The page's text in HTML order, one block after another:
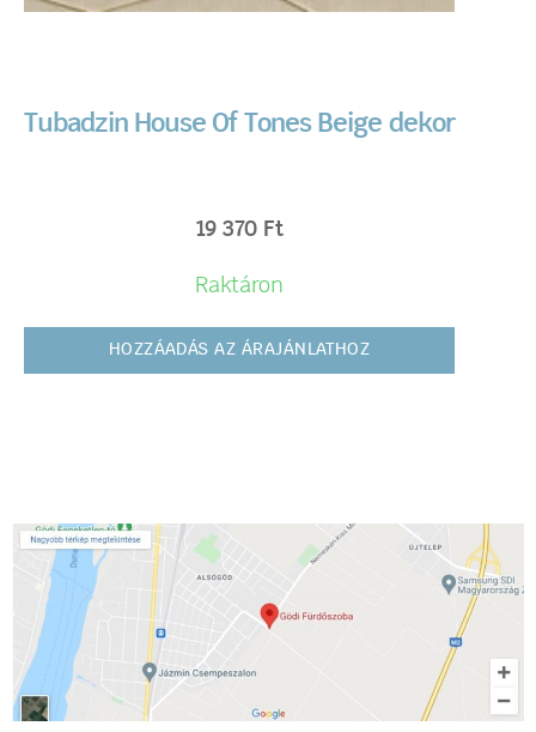
Tubadzin House Of Tones Beige dekor
19 370 Ft
Raktáron
HOZZÁADÁS AZ ÁRAJÁNLATHOZ